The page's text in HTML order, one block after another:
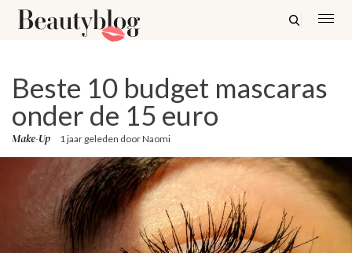
Beste 10 budget mascaras
onder de 15 euro
Make-Up 1 jaar geleden doorNaomi